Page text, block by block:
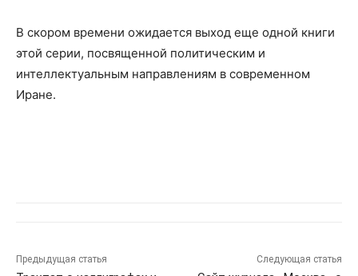
В скором времени ожидается выход еще одной книги
этой серии, посвященной политическим и
интеллектуальным направлениям в современном
Иране.
Предыдущая статья Следующая статья